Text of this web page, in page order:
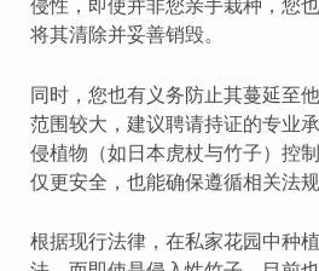
侵性，即使并非您亲手栽种，您
将其清除并妥善销毁。
同时，您也有义务防止其蔓延至
范围较大，建议聘请持证的专业
侵植物（如日本虎杖与竹子）控
仅更安全，也能确保遵循相关法规
根据现行法律，在私家花园中种